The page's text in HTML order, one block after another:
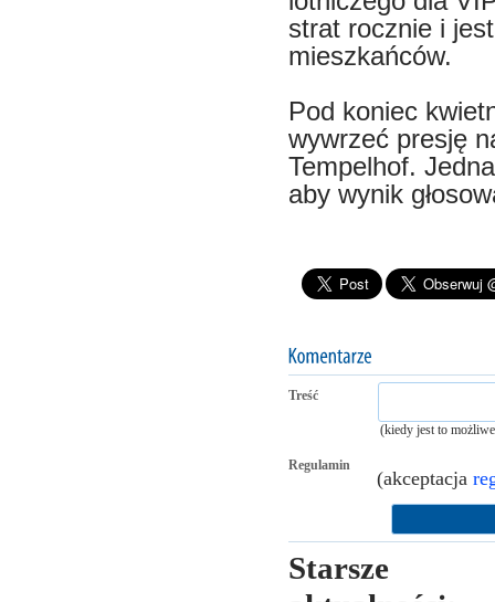
strat rocznie i
mieszkańców.
Pod koniec
wywrzeć presję
Tempelhof.
aby wynik
Treść
(kiedy jest to
Regulamin
(akceptacja
Starsze